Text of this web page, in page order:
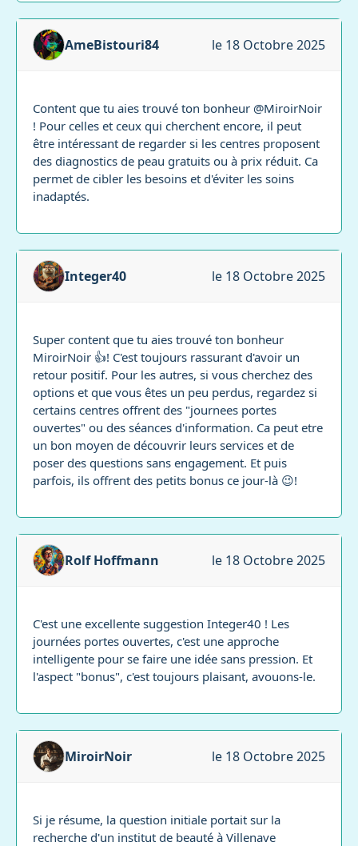
AmeBistouri84 le 18 Octobre 2025
Content que tu aies trouvé ton bonheur @MiroirNoir
! Pour celles et ceux qui cherchent encore, il peut
être intéressant de regarder si les centres proposent
des diagnostics de peau gratuits ou à prix réduit. Ca
permet de cibler les besoins et d'éviter les soins
inadaptés.
Integer40 le 18 Octobre 2025
Super content que tu aies trouvé ton bonheur
MiroirNoir 👍! C'est toujours rassurant d'avoir un
retour positif. Pour les autres, si vous cherchez des
options et que vous êtes un peu perdus, regardez si
certains centres offrent des "journees portes
ouvertes" ou des séances d'information. Ca peut etre
un bon moyen de découvrir leurs services et de
poser des questions sans engagement. Et puis
parfois, ils offrent des petits bonus ce jour-là 😉!
Rolf Hoffmann le 18 Octobre 2025
C'est une excellente suggestion Integer40 ! Les
journées portes ouvertes, c'est une approche
intelligente pour se faire une idée sans pression. Et
l'aspect "bonus", c'est toujours plaisant, avouons-le.
MiroirNoir le 18 Octobre 2025
Si je résume, la question initiale portait sur la
recherche d'un institut de beauté à Villenave